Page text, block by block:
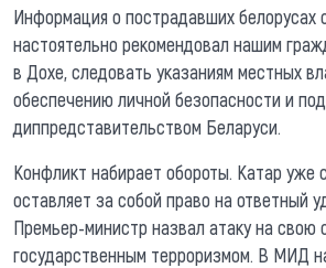
Информация о пострадавших белорусах
настоятельно рекомендовал нашим
в Дохе, следовать указаниям местных
обеспечению личной безопасности и
диппредставительством Беларуси.
Конфликт набирает обороты. Катар уже
оставляет за собой право на ответный
Премьер-министр назвал атаку на свою
государственным терроризмом. В МИД